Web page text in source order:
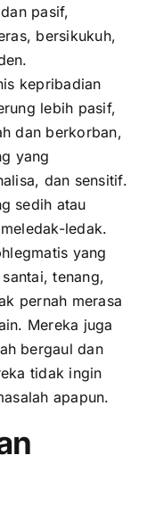
pasif,
bersikukuh,
kepribadian
lebih pasif,
dan berkorban,
yang
dan sensitif.
sedih atau
ledak.
yang
tenang,
pernah merasa
Mereka juga
bergaul dan
tidak ingin
apapun.